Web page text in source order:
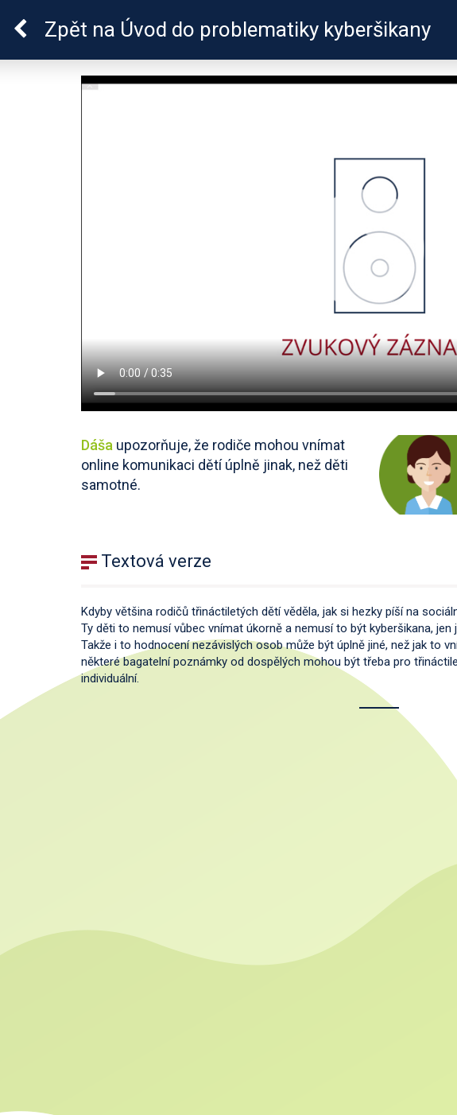
Škola dobrých vztahů
Zpět na Úvod do problematiky kyberšikany
Dáša upozorňuje, že rodiče mohou vnímat
online komunikaci dětí úplně jinak, než děti
samotné.
Textová verze
Kdyby většina rodičů třináctiletých dětí věděla, jak si hezky píší na
Ty děti to nemusí vůbec vnímat úkorně a nemusí to být kyberšikana,
Takže i to hodnocení nezávislých osob může být úplně jiné, než jak to
některé bagatelní poznámky od dospělých mohou být třeba pro
individuální.